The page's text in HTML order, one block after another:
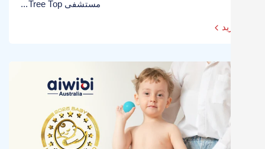
مستشفى Tree Top...